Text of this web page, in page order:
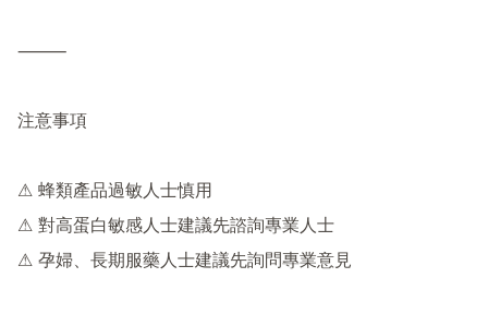
⸻
注意事項
⚠ 蜂類產品過敏人士慎用
⚠ 對高蛋白敏感人士建議先諮詢專業人士
⚠ 孕婦、長期服藥人士建議先詢問專業意見